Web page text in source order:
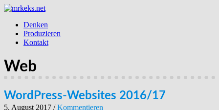
Denken
Produzieren
Kontakt
Web
WordPress-Websites 2016/17
5. August 2017 /Kommentieren